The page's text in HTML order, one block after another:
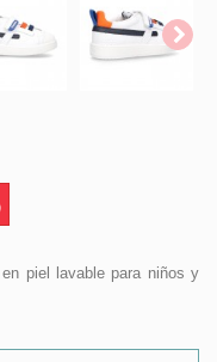
piel lavable para niños y